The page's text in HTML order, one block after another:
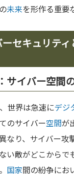
未来を形作る重要
セキュリテ
サイバー空間
世界は急速にデジ
のサイバー空間が
なり、サイバー攻
い敵がどこからで
国家間の紛争にお